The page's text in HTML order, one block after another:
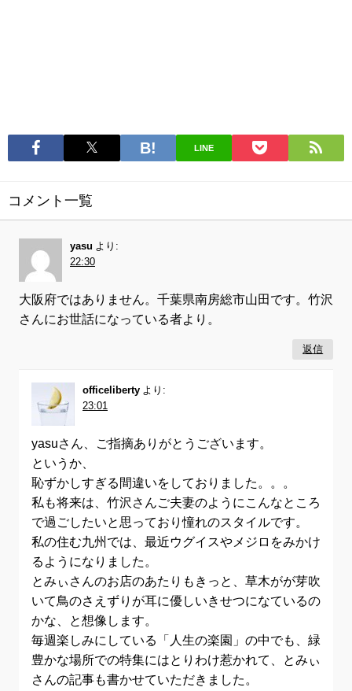
LINE
コメント一覧
yasu より:
22:30
大阪府ではありません。千葉県南房総市山田です。竹沢
さんにお世話になっている者より。
返信
officeliberty より:
23:01
yasuさん、ご指摘ありがとうございます。
というか、
恥ずかしすぎる間違いをしておりました。。。
私も将来は、竹沢さんご夫妻のようにこんなところ
で過ごしたいと思っており憧れのスタイルです。
私の住む九州では、最近ウグイスやメジロをみかけ
るようになりました。
とみぃさんのお店のあたりもきっと、草木がが芽吹
いて鳥のさえずりが耳に優しいきせつになているの
かな、と想像します。
毎週楽しみにしている「人生の楽園」の中でも、緑
豊かな場所での特集にはとりわけ惹かれて、とみぃ
さんの記事も書かせていただきました。